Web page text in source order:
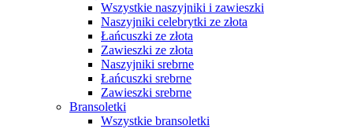
Wszystkie naszyjniki i zawieszki
Naszyjniki celebrytki ze złota
Łańcuszki ze złota
Zawieszki ze złota
Naszyjniki srebrne
Łańcuszki srebrne
Zawieszki srebrne
Bransoletki
Wszystkie bransoletki